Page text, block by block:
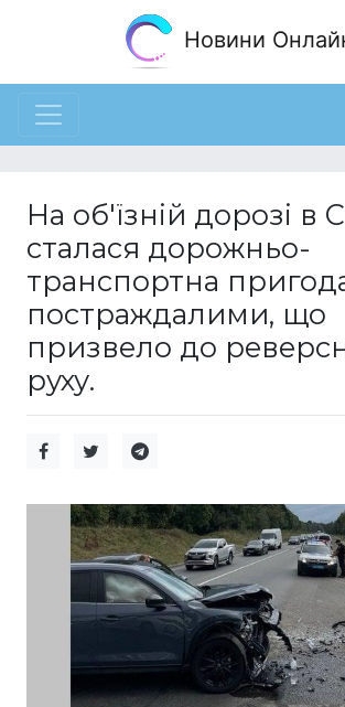
Новини
На об'їзній дорозі в
сталася дорожньо-
транспортна
постраждалими, що
призвело до
руху.